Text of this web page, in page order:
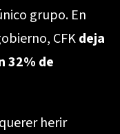
grupo. En
CFKdeja
32% de
herir